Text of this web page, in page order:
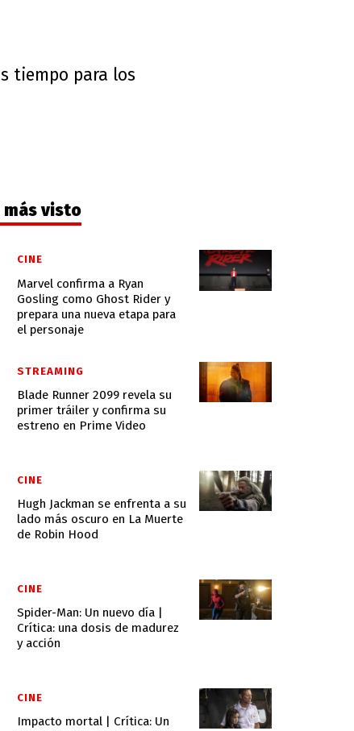
tiempo para los
más visto
Marvel confirma a Ryan
Gosling como Ghost Rider y
prepara una nueva etapa para
el personaje
CINE
Blade Runner 2099 revela su
primer tráiler y confirma su
estreno en Prime Video
STREAMING
Hugh Jackman se enfrenta a su
lado más oscuro en La Muerte
de Robin Hood
CINE
Spider-Man: Un nuevo día |
Crítica: una dosis de madurez
y acción
CINE
Impacto mortal | Crítica: Un
CINE